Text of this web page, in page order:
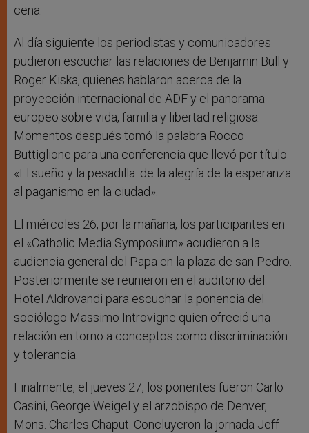
cena.
Al día siguiente los periodistas y comunicadores
pudieron escuchar las relaciones de Benjamin Bull y
Roger Kiska, quienes hablaron acerca de la
proyección internacional de ADF y el panorama
europeo sobre vida, familia y libertad religiosa.
Momentos después tomó la palabra Rocco
Buttiglione para una conferencia que llevó por título
«El sueño y la pesadilla: de la alegría de la esperanza
al paganismo en la ciudad».
El miércoles 26, por la mañana, los participantes en
el «Catholic Media Symposium» acudieron a la
audiencia general del Papa en la plaza de san Pedro.
Posteriormente se reunieron en el auditorio del
Hotel Aldrovandi para escuchar la ponencia del
sociólogo Massimo Introvigne quien ofreció una
relación en torno a conceptos como discriminación
y tolerancia.
Finalmente, el jueves 27, los ponentes fueron Carlo
Casini, George Weigel y el arzobispo de Denver,
Mons. Charles Chaput. Concluyeron la jornada Jeff